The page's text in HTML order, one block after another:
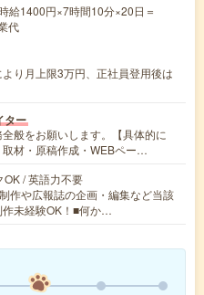
給1400円×7時間10分×20日＝
代
り月上限3万円、正社員登用後は
ター
般をお願いします。【具体的に
材・原稿作成・WEBペー…
OK / 英語力不要
作や広報誌の企画・編集など当該
未経験OK！■何か…